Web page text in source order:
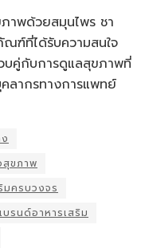
าพด้วยสมุนไพร ชา
ฑ์ที่ได้รับความสนใจ
บคู่กับการดูแลสุขภาพที่
คลากรทางการแพทย์
ขภาพ
มครบวงจร
บรนด์อาหารเสริม